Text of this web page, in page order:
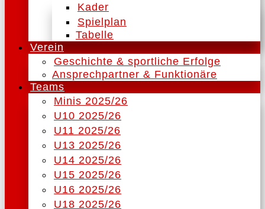
Kader
Spielplan
Tabelle
Verein
Geschichte & sportliche Erfolge
Ansprechpartner & Funktionäre
Teams
Minis 2025/26
U10 2025/26
U11 2025/26
U13 2025/26
U14 2025/26
U15 2025/26
U16 2025/26
U18 2025/26